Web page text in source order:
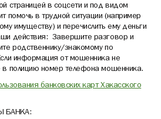
страницей в соцсети и под видом
помочь в трудной ситуации (например
имуществу) и перечислить ему деньги
действия: Завершите разговор и
родственнику/знакомому по
информация от мошенника не
в полицию номер телефона мошенника.
банковских карт Хакасского
БАНКА: